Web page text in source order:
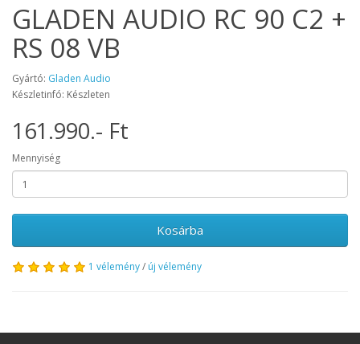
GLADEN AUDIO RC 90 C2 +
RS 08 VB
Gyártó: Gladen Audio
Készletinfó: Készleten
161.990.- Ft
Mennyiség
Kosárba
1 vélemény/ új vélemény